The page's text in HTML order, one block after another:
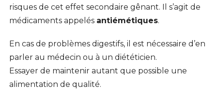
risques de cet effet secondaire gênant. Il s’agit de
médicaments appelés antiémétiques.
En cas de problèmes digestifs, il est nécessaire d’en
parler au médecin ou à un diététicien.
Essayer de maintenir autant que possible une
alimentation de qualité.